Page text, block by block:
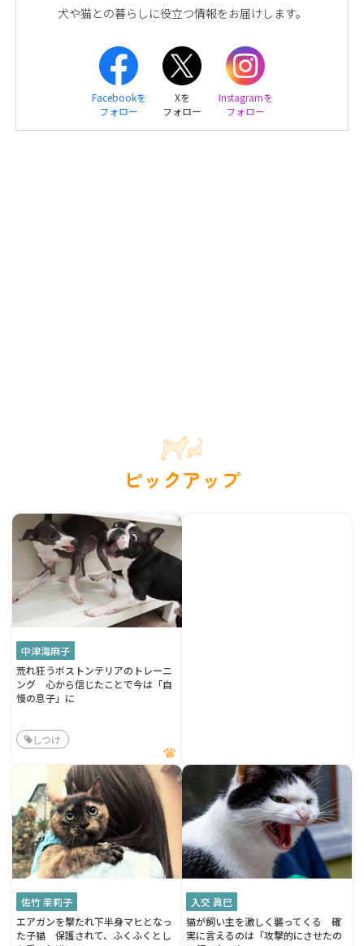
犬や猫との暮らしに役立つ情報をお届けします。
Facebookを
フォロー
Xを
フォロー
Instagramを
フォロー
ピックアップ
中津海麻子
荒れ狂うボストンテリアのトレーニ
ング 心から信じたことで今は「自
慢の息子」に
しつけ
佐竹 茉莉子
エアガンを撃たれ下半身マヒとなっ
た子猫 保護されて、ふくふくとし
入交 眞巳
猫が飼い主を激しく襲ってくる 確
実に言えるのは「攻撃的にさせたの